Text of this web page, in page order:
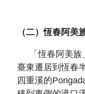
（二）恆春阿美
「恆春阿美
臺東遷居到恆春
四重溪的